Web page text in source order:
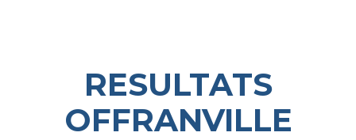
RESULTATS
OFFRANVILLE